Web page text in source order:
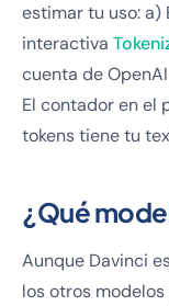
estimar tu uso: a)
interactiva
cuenta de
El contador en el
tokens tiene tu
¿Qué
Aunque Davinci
los otros